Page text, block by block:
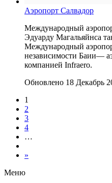
Аэропорт Салвадор
Международный
Эдуарду Магальяйнса
Международный
независимости Баии—
компанией Infraero.
Обновлено 18 Декабрь
1
2
3
4
…
»
Меню